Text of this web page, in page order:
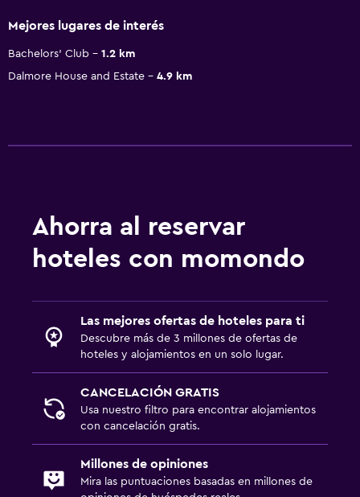
Mejores lugares de interés
Bachelors' Club
1.2 km
Dalmore House and Estate
4.9 km
Ahorra al reservar
hoteles con momondo
Las mejores ofertas de hoteles para ti
Descubre más de 3 millones de ofertas de
hoteles y alojamientos en un solo lugar.
CANCELACIÓN GRATIS
Usa nuestro filtro para encontrar alojamientos
con cancelación gratis.
Millones de opiniones
Mira las puntuaciones basadas en millones de